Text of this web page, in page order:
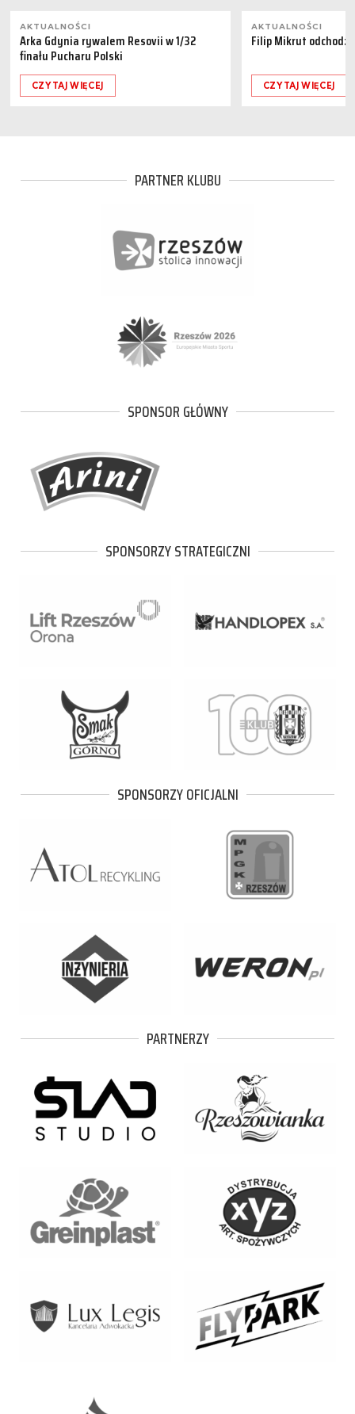
AKTUALNOŚCI
Arka Gdynia rywalem Resovii w 1/32
finału Pucharu Polski
CZYTAJ WIĘCEJ
AKTUALNOŚCI
Filip Mikrut
CZYTAJ WIĘCEJ
PARTNER KLUBU
SPONSOR GŁÓWNY
SPONSORZY STRATEGICZNI
SPONSORZY OFICJALNI
PARTNERZY